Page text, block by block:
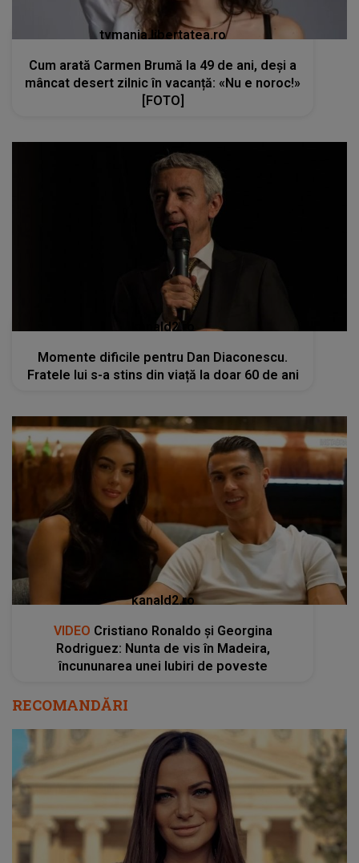
tvmania.libertatea.ro
Cum arată Carmen Brumă la 49 de ani, deși a
mâncat desert zilnic în vacanță: «Nu e noroc!»
[FOTO]
kanald2.ro
Momente dificile pentru Dan Diaconescu.
Fratele lui s-a stins din viață la doar 60 de ani
kanald2.ro
VIDEO Cristiano Ronaldo și Georgina
Rodriguez: Nunta de vis în Madeira,
încununarea unei Iubiri de poveste
RECOMANDĂRI